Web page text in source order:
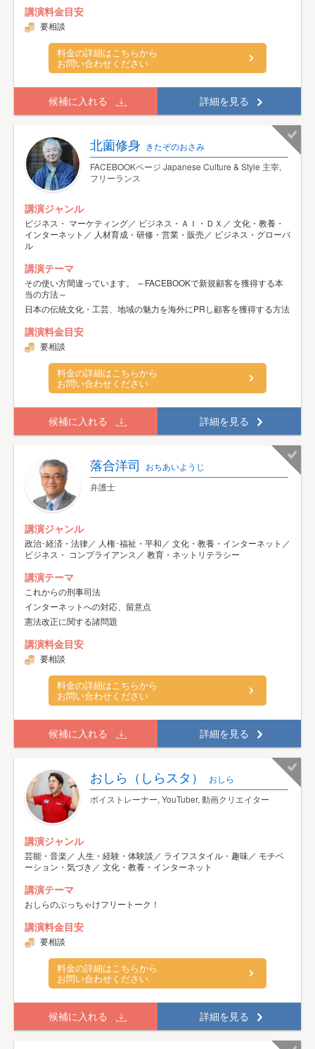
講演料金目安
要相談
料金の詳細はこちらから
お問い合わせください
候補に入れる 詳細を見る
北薗修身 きたぞのおさみ
FACEBOOKページ Japanese Culture & Style 主宰,
フリーランス
講演ジャンル
ビジネス・ マーケティング／ ビジネス・ＡＩ・ＤＸ／ 文化・教養・
インターネット／ 人材育成・研修・営業・販売／ ビジネス・グローバ
ル
講演テーマ
その使い方間違っています。 ～FACEBOOKで新規顧客を獲得する本
当の方法～
日本の伝統文化・工芸、地域の魅力を海外にPRし顧客を獲得する方法
講演料金目安
要相談
料金の詳細はこちらから
お問い合わせください
候補に入れる 詳細を見る
落合洋司
おちあいようじ
弁護士
講演ジャンル
政治･経済・法律／ 人権･福祉・平和／ 文化・教養・インターネット／
ビジネス・ コンプライアンス／ 教育・ネットリテラシー
講演テーマ
これからの刑事司法
インターネットへの対応、留意点
憲法改正に関する諸問題
講演料金目安
要相談
料金の詳細はこちらから
お問い合わせください
候補に入れる 詳細を見る
おしら（しらスタ）
おしら
ボイストレーナー, YouTuber, 動画クリエイター
講演ジャンル
芸能・音楽／ 人生・経験・体験談／ ライフスタイル・趣味／ モチベ
ーション・気づき／ 文化・教養・インターネット
講演テーマ
おしらのぶっちゃけフリートーク！
講演料金目安
要相談
料金の詳細はこちらから
お問い合わせください
候補に入れる 詳細を見る